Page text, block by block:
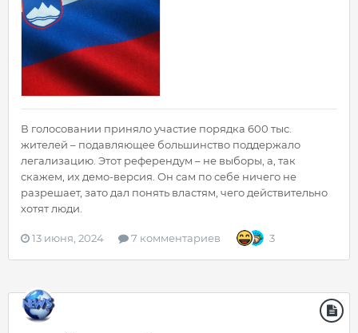
В голосовании приняло участие порядка 600 тыс.
жителей – подавляющее большинство поддержало
легализацию. Этот референдум – не выборы, а, так
скажем, их демо-версия. Он сам по себе ничего не
разрешает, зато дал понять властям, чего действительно
хотят люди.
13 июня, 2024 7 комментариев 3